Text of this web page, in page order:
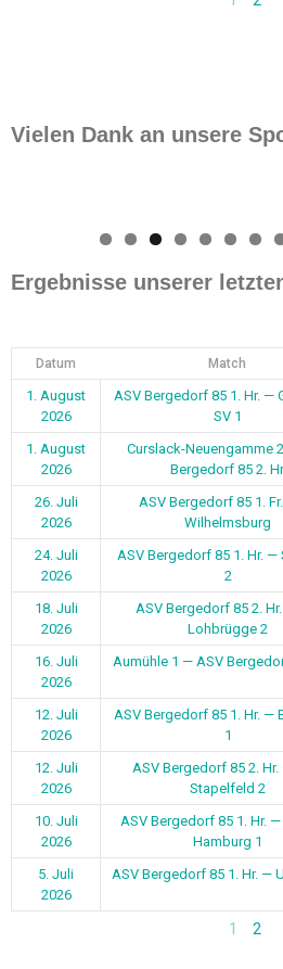
Vielen Dank an unsere
Ergebnisse unserer
Datum Match
1. August
2026
ASV Bergedorf 85 1. Hr. —
SV 1
1. August
2026
Curslack-Neuengamme
Bergedorf 85 2.
26. Juli
2026
ASV Bergedorf 85 1.
Wilhelmsburg
24. Juli
2026
ASV Bergedorf 85 1. Hr. —
2
18. Juli
2026
ASV Bergedorf 85 2.
Lohbrügge 2
16. Juli
2026
Aumühle 1 — ASV
12. Juli
2026
ASV Bergedorf 85 1. Hr. —
1
12. Juli
2026
ASV Bergedorf 85 2. Hr.
Stapelfeld 2
10. Juli
2026
ASV Bergedorf 85 1. Hr. —
Hamburg 1
5. Juli
2026
ASV Bergedorf 85 1. Hr. —
1 2